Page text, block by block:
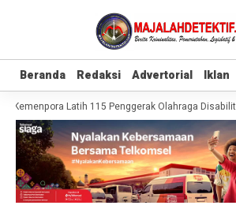
Beranda Redaksi Advertorial Iklan
Beranda Redaksi Advertorial Iklan
Latih 115 Penggerak Olahraga Disabilitas